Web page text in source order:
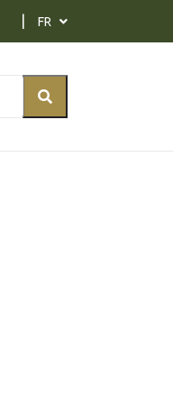
FR